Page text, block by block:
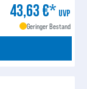
43,63 €* UVP
Geringer Bestand